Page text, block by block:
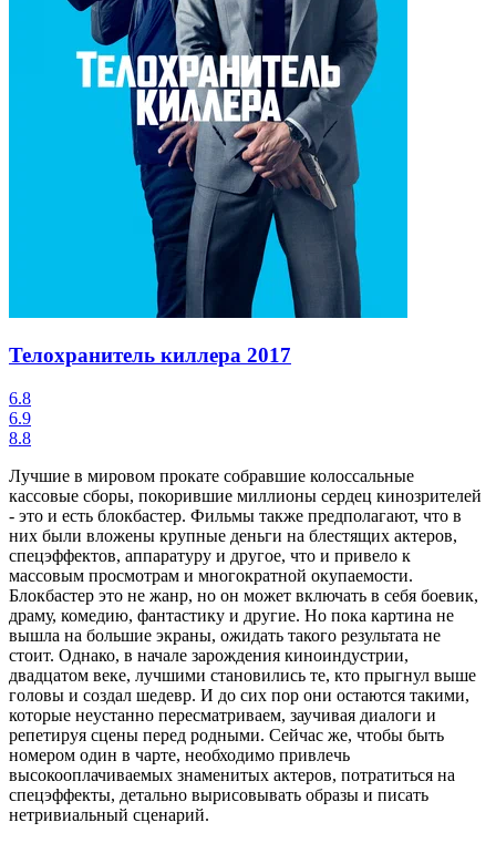
Телохранитель киллера 2017
6.8
6.9
8.8
Лучшие в мировом прокате собравшие колоссальные
кассовые сборы, покорившие миллионы сердец кинозрителей
- это и есть блокбастер. Фильмы также предполагают, что в
них были вложены крупные деньги на блестящих актеров,
спецэффектов, аппаратуру и другое, что и привело к
массовым просмотрам и многократной окупаемости.
Блокбастер это не жанр, но он может включать в себя боевик,
драму, комедию, фантастику и другие. Но пока картина не
вышла на большие экраны, ожидать такого результата не
стоит. Однако, в начале зарождения киноиндустрии,
двадцатом веке, лучшими становились те, кто прыгнул выше
головы и создал шедевр. И до сих пор они остаются такими,
которые неустанно пересматриваем, заучивая диалоги и
репетируя сцены перед родными. Сейчас же, чтобы быть
номером один в чарте, необходимо привлечь
высокооплачиваемых знаменитых актеров, потратиться на
спецэффекты, детально вырисовывать образы и писать
нетривиальный сценарий.